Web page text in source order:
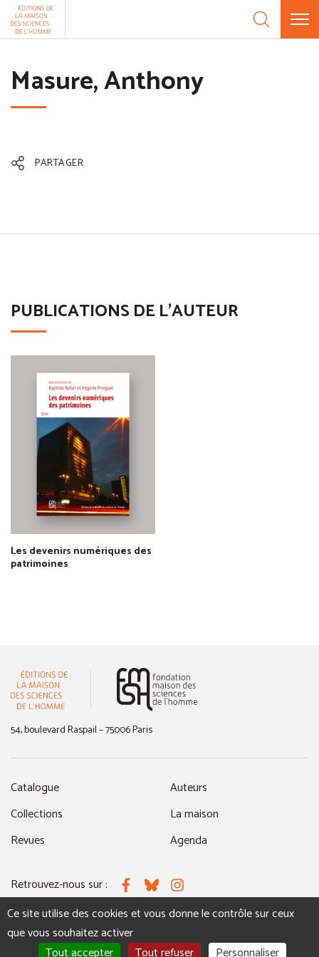
Aller au contenu
Masure, Anthony
PARTAGER
PUBLICATIONS DE L'AUTEUR
Les devenirs numériques des
patrimoines
54, boulevard Raspail – 75006 Paris
Catalogue
Collections
Revues
Auteurs
La maison
Agenda
Retrouvez-nous sur : FacebookBlueskyInstagram
MENTIONS LÉGALES NOUS CONTACTER
Panneau de gestion des cookies
Ce site utilise des cookies et vous donne le contrôle sur ceux
que vous souhaitez activer
Tout accepter
Tout refuser Personnaliser